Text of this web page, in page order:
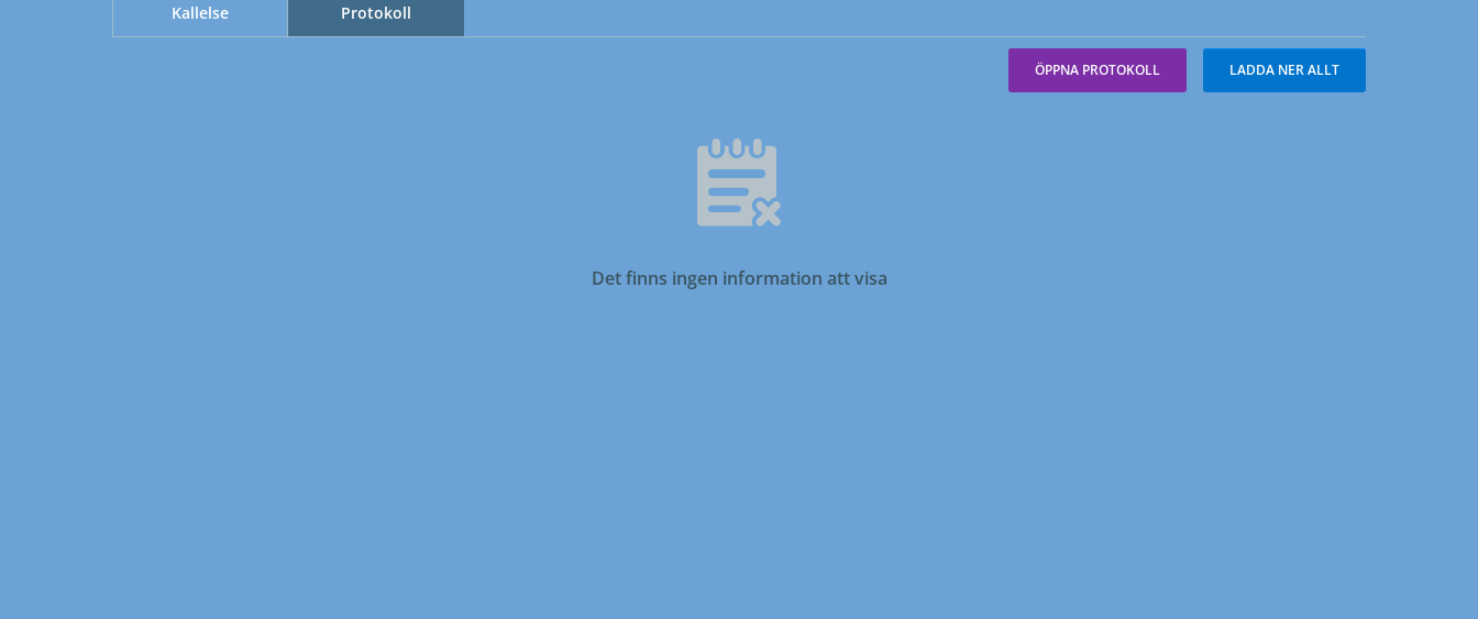
Kallelse Protokoll
ÖPPNA PROTOKOLL LADDA NER ALLT
Det finns ingen information att visa